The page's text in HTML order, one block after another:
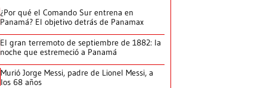
¿Por qué el Comando Sur entrena en
Panamá? El objetivo detrás de Panamax
El gran terremoto de septiembre de 1882: la
noche que estremeció a Panamá
Murió Jorge Messi, padre de Lionel Messi, a
los 68 años